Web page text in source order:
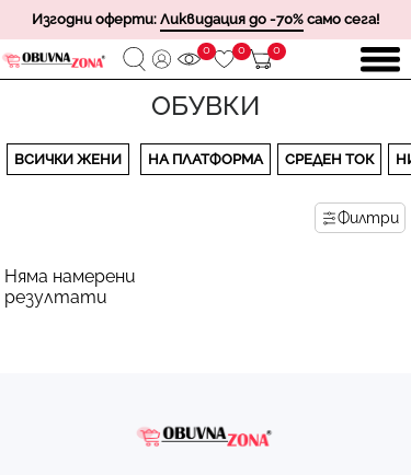
Изгодни оферти: Ликвидация до -70% само сега!
0 0 0
ОБУВКИ
ВСИЧКИ ЖЕНИ НА ПЛАТФОРМА СРЕДЕН ТОК
Филтри
Няма намерени
резултати